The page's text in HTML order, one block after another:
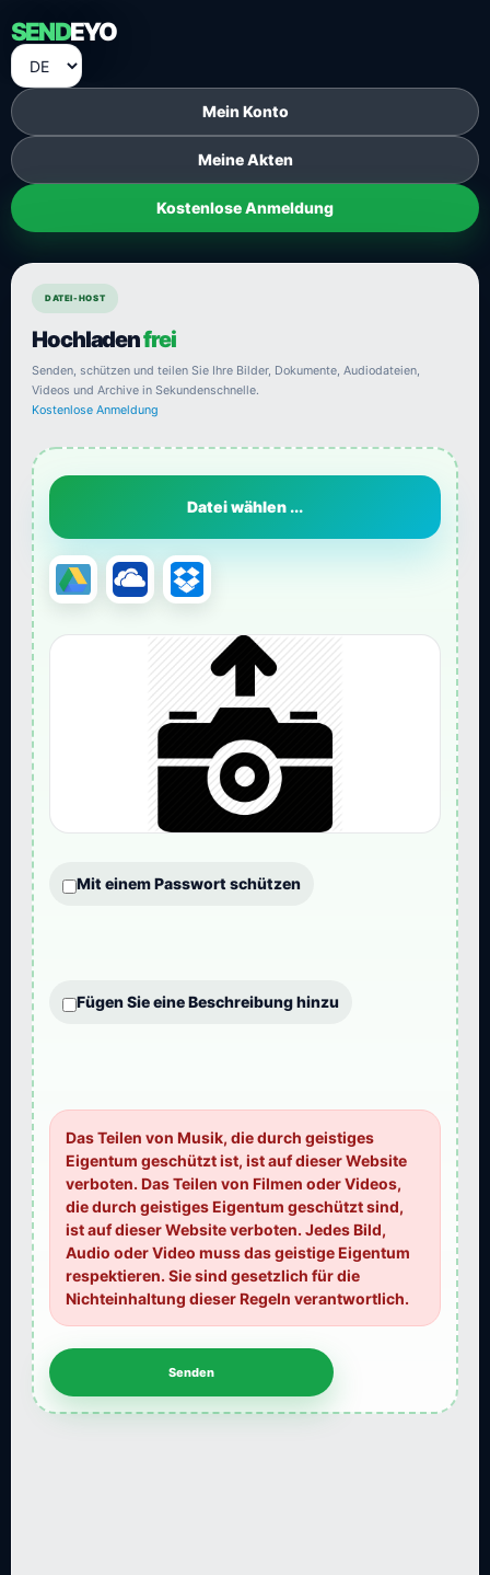
SENDEYO
Mein Konto
Meine Akten
Kostenlose Anmeldung
DATEI-HOST
Hochladenfrei
Senden, schützen und teilen Sie Ihre Bilder, Dokumente, Audiodateien,
Videos und Archive in Sekundenschnelle.
Kostenlose Anmeldung
Datei wählen ...
Mit einem Passwort schützen
Fügen Sie eine Beschreibung hinzu
Das Teilen von Musik, die durch geistiges
Eigentum geschützt ist, ist auf dieser Website
verboten. Das Teilen von Filmen oder Videos,
die durch geistiges Eigentum geschützt sind,
ist auf dieser Website verboten. Jedes Bild,
Audio oder Video muss das geistige Eigentum
respektieren. Sie sind gesetzlich für die
Nichteinhaltung dieser Regeln verantwortlich.